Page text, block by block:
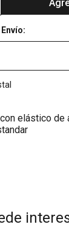
elástico de